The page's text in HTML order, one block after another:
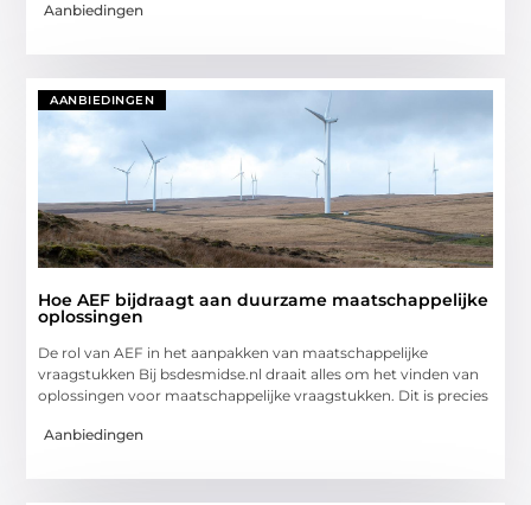
Aanbiedingen
AANBIEDINGEN
Hoe AEF bijdraagt aan duurzame maatschappelijke
oplossingen
De rol van AEF in het aanpakken van maatschappelijke
vraagstukken Bij bsdesmidse.nl draait alles om het vinden van
oplossingen voor maatschappelijke vraagstukken. Dit is precies
Aanbiedingen